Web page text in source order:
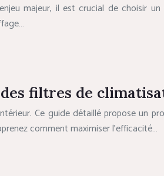
majeur, il est crucial de choisir
filtres de
Ce guide détaillé propose un
comment maximiser l’efficacité…